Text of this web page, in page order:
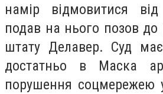
намір відмовитися
подав на нього позов до
штату Делавер. Суд
достатньо в Маска
порушення соцмережею